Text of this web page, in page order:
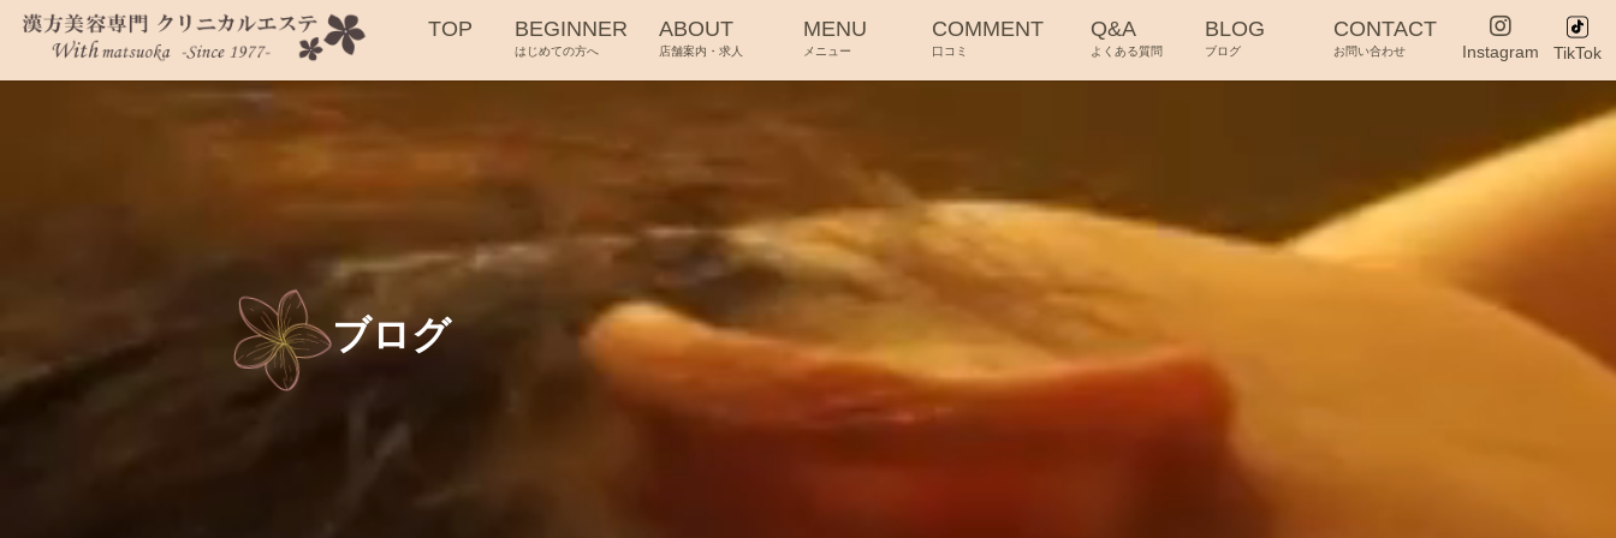
TOP BEGINNER
はじめての方へ
ABOUT
店舗案内・求人
MENU
メニュー
COMMENT
口コミ
Q&A
よくある質問
BLOG
ブログ
CONTACT
お問い合わせ Instagram TikTok
ブログ